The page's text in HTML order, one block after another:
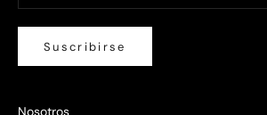
Suscribirse
Nosotros